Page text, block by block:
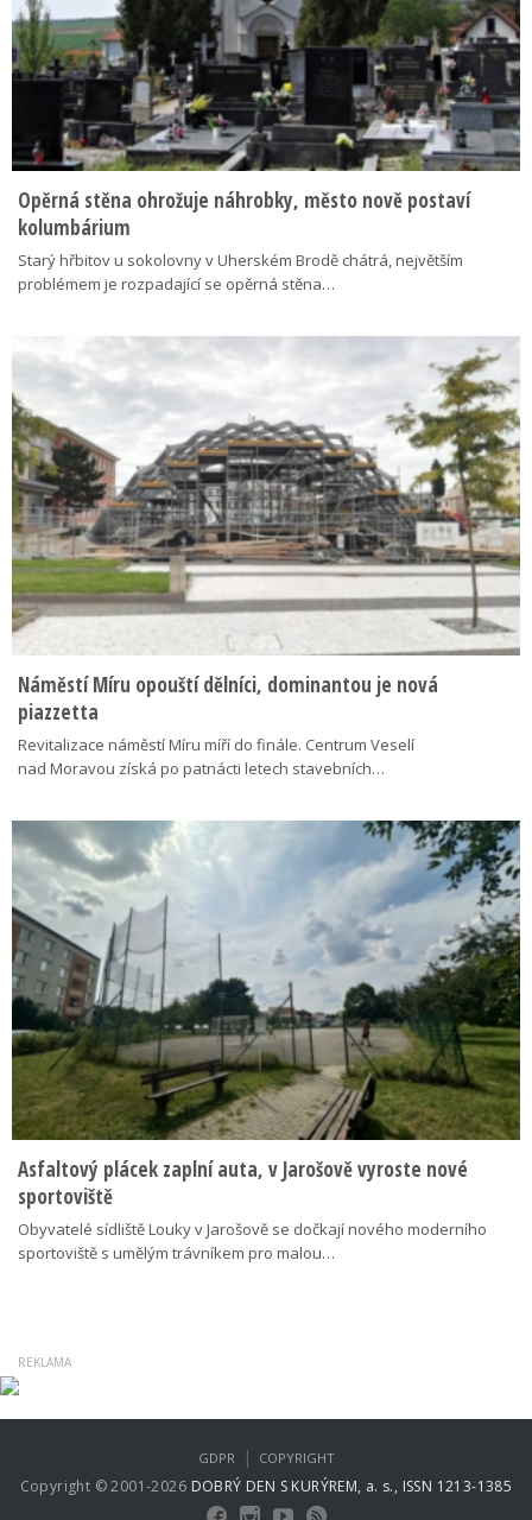
Opěrná stěna ohrožuje náhrobky, město nově postaví
kolumbárium
Starý hřbitov u sokolovny v Uherském Brodě chátrá, největším
problémem je rozpadající se opěrná stěna…
Náměstí Míru opouští dělníci, dominantou je nová
piazzetta
Revitalizace náměstí Míru míří do finále. Centrum Veselí
nad Moravou získá po patnácti letech stavebních…
Asfaltový plácek zaplní auta, v Jarošově vyroste nové
sportoviště
Obyvatelé sídliště Louky v Jarošově se dočkají nového moderního
sportoviště s umělým trávníkem pro malou…
Copyright © 2001-2026 DOBRÝ DEN S KURÝREM, a. s., ISSN 1213-1385
GDPR | COPYRIGHT